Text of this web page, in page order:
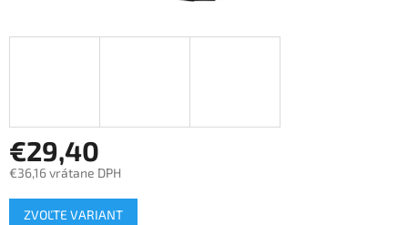
€29,40
€36,16 vrátane DPH
Jednotková
cena:
ZVOĽTE VARIANT